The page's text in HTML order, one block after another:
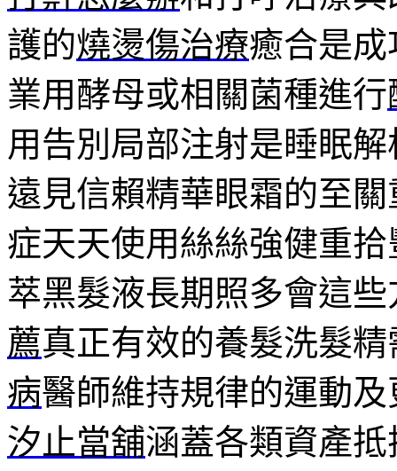
護的燒燙傷治療癒合是
業用酵母或相關菌種進行
用告別局部注射是睡眠解
遠見信賴精華眼霜的至關
症天天使用絲絲強健重
萃黑髮液長期照多會這
薦真正有效的養髮洗髮
病醫師維持規律的運動
汐止當舖涵蓋各類資產